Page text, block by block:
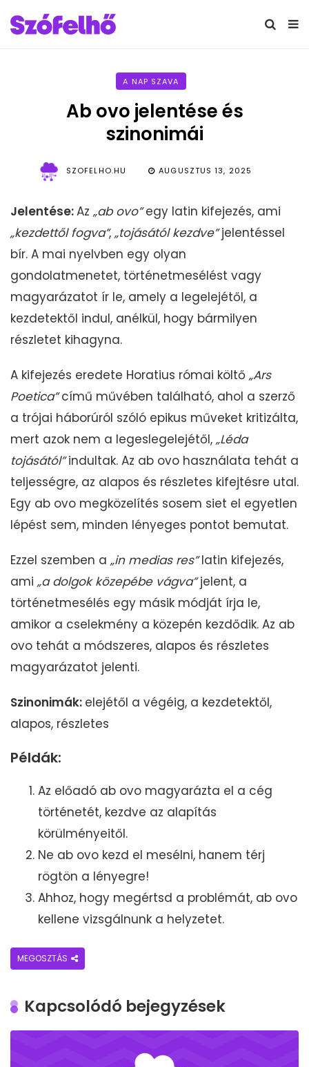
A NAP SZAVA
Ab ovo jelentése és
szinonimái
SZOFELHO.HU AUGUSZTUS 13, 2025
Jelentése:Az „ab ovo”egy latin kifejezés, ami
„kezdettől fogva”, „tojásától kezdve”jelentéssel
bír. A mai nyelvben egy olyan
gondolatmenetet, történetmesélést vagy
magyarázatot ír le, amely a legelejétől, a
kezdetektől indul, anélkül, hogy bármilyen
részletet kihagyna.
A kifejezés eredete Horatius római költő „Ars
Poetica”című művében található, ahol a szerző
a trójai háborúról szóló epikus műveket kritizálta,
mert azok nem a legeslegelejétől, „Léda
tojásától”indultak. Az ab ovo használata tehát a
teljességre, az alapos és részletes kifejtésre utal.
Egy ab ovo megközelítés sosem siet el egyetlen
lépést sem, minden lényeges pontot bemutat.
Ezzel szemben a „in medias res”latin kifejezés,
ami „a dolgok közepébe vágva”jelent, a
történetmesélés egy másik módját írja le,
amikor a cselekmény a közepén kezdődik. Az ab
ovo tehát a módszeres, alapos és részletes
magyarázatot jelenti.
Szinonimák: elejétől a végéig, a kezdetektől,
alapos, részletes
Példák:
Az előadó ab ovo magyarázta el a cég
történetét, kezdve az alapítás
körülményeitől.
Ne ab ovo kezd el mesélni, hanem térj
rögtön a lényegre!
Ahhoz, hogy megértsd a problémát, ab ovo
kellene vizsgálnunk a helyzetet.
MEGOSZTÁS
Kapcsolódó bejegyzések